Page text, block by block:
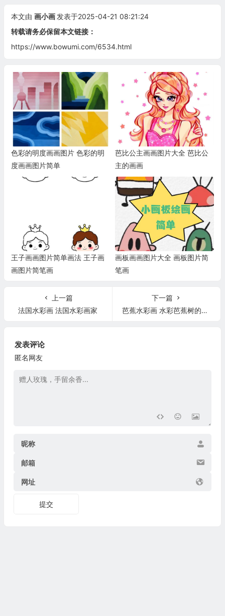
本文由 画小画 发表于2025-04-21 08:21:24
转载请务必保留本文链接：
https://www.bowumi.com/6534.html
色彩的明度画画图片 色彩的明
度画画图片简单
芭比公主画画图片大全 芭比公
主的画画
王子画画图片简单画法 王子画
画图片简笔画
画板画画图片大全 画板图片简
笔画
上一篇
法国水彩画 法国水彩画家
下一篇
芭蕉水彩画 水彩芭蕉树的画法
发表评论
匿名网友
昵称
邮箱
网址
提交